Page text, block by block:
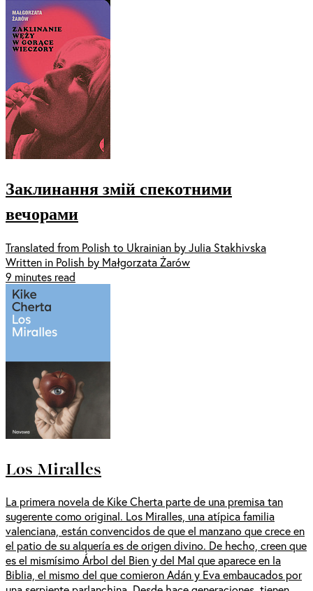
Заклинання змій спекотними
вечорами
Translated from Polish to Ukrainian by Julia Stakhivska
Written in Polish by Małgorzata Żarów
9 minutes read
Los Miralles
La primera novela de Kike Cherta parte de una premisa tan
sugerente como original. Los Miralles, una atípica familia
valenciana, están convencidos de que el manzano que crece en
el patio de su alquería es de origen divino. De hecho, creen que
es el mismísimo Árbol del Bien y del Mal que aparece en la
Biblia, el mismo del que comieron Adán y Eva embaucados por